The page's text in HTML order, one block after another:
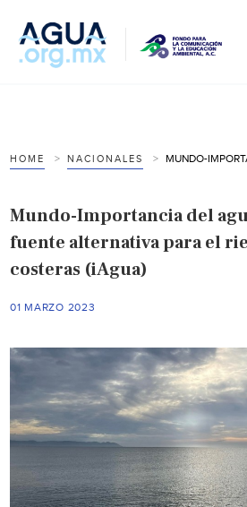
HOME NACIONALES
Mundo-Importancia del
fuente alternativa para el
costeras (iAgua)
01 MARZO 2023